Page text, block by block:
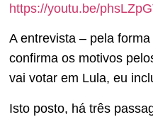
https://youtu.be/
A entrevista – pela
confirma os motivos
vai votar em Lula, eu
Isto posto, há três